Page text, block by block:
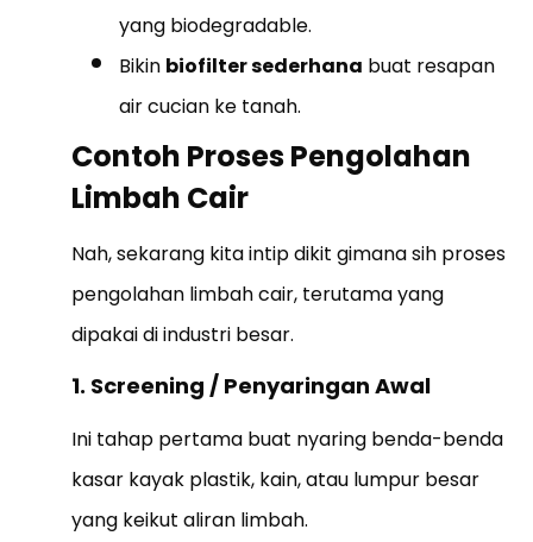
yang biodegradable.
Bikin biofilter sederhana buat resapan
air cucian ke tanah.
Contoh Proses Pengolahan
Limbah Cair
Nah, sekarang kita intip dikit gimana sih proses
pengolahan limbah cair, terutama yang
dipakai di industri besar.
1. Screening / Penyaringan Awal
Ini tahap pertama buat nyaring benda-benda
kasar kayak plastik, kain, atau lumpur besar
yang keikut aliran limbah.